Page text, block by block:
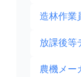
造林作業
放課後等
農機メー